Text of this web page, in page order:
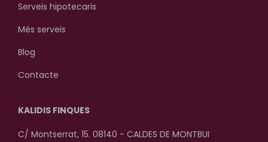
Serveis hipotecaris
Més serveis
Blog
Contacte
KALIDIS FINQUES
C/ Montserrat, 15. 08140 - CALDES DE MONTBUI